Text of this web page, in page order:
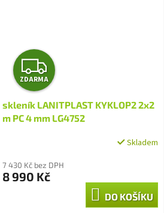
Z
D
A
M
ZDARMA
skleník LANITPLAST KYKLOP2 2x2
m PC 4 mm LG4752
Skladem
7 430 Kč bez DPH
8 990 Kč
DO KOŠÍKU